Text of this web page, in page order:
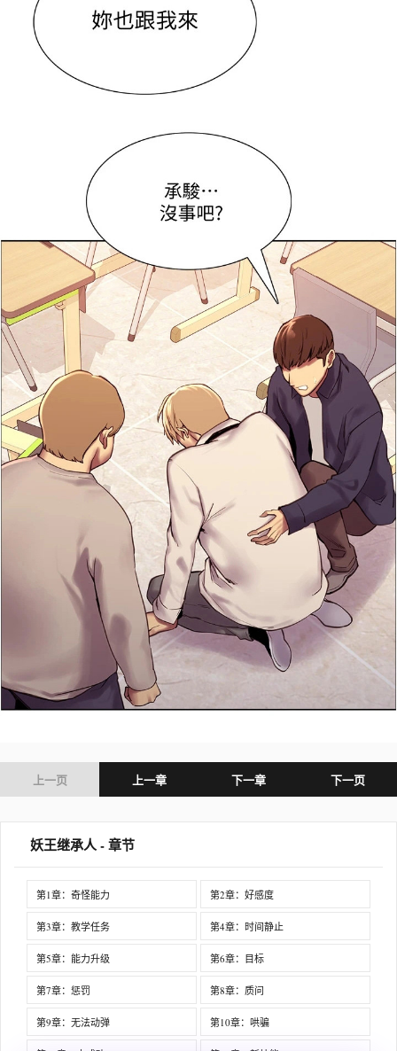
上一页 上一章 下一章 下一页
妖王继承人 - 章节
第1章：奇怪能力 第2章：好感度
第3章：教学任务 第4章：时间静止
第5章：能力升级 第6章：目标
第7章：惩罚 第8章：质问
第9章：无法动弹 第10章：哄骗